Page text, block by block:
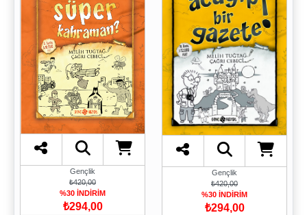
Gençlik
₺420,00
%30 İNDİRİM
₺294,00
Gençlik
₺420,00
%30 İNDİRİM
₺294,00